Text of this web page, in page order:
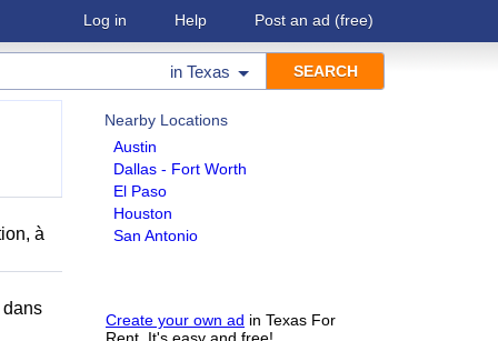
Log in Help Post an ad (free)
in Texas
Nearby Locations
Austin
Dallas - Fort Worth
El Paso
Houston
San Antonio
Create your own ad in Texas For
à
dans